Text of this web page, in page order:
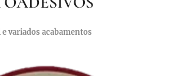
variados acabamentos